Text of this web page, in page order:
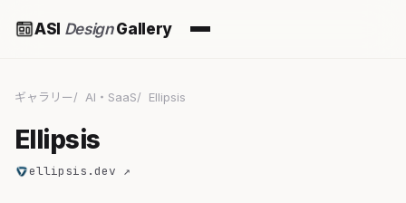
ASI DesignGallery
ギャラリー AI・SaaS Ellipsis
Ellipsis
ellipsis.dev ↗